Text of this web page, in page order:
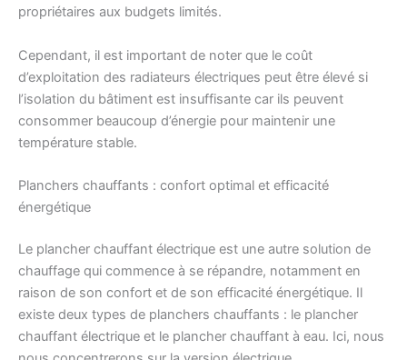
propriétaires aux budgets limités.
Cependant, il est important de noter que le coût
d’exploitation des radiateurs électriques peut être élevé si
l’isolation du bâtiment est insuffisante car ils peuvent
consommer beaucoup d’énergie pour maintenir une
température stable.
Planchers chauffants : confort optimal et efficacité
énergétique
Le plancher chauffant électrique est une autre solution de
chauffage qui commence à se répandre, notamment en
raison de son confort et de son efficacité énergétique. Il
existe deux types de planchers chauffants : le plancher
chauffant électrique et le plancher chauffant à eau. Ici, nous